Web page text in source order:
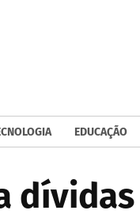
EDUCAÇÃO